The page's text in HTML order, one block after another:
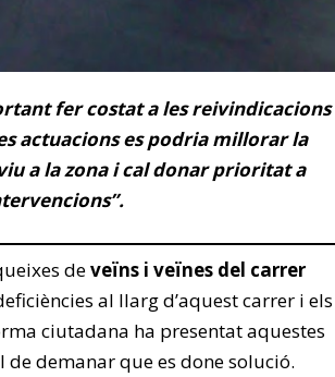
fer costat a les reivindicacions
actuacions es podria millorar la
a la zona i cal donar prioritat a
deveïns i veïnes del carrer
al llarg d’aquest carrer i els
ciutadana ha presentat aquestes
demanar que es done solució.